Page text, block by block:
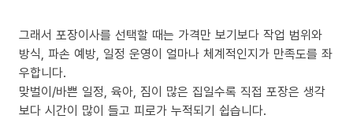
그래서 포장이사를 선택할 때는 가격만 보기보다 작업 범위와
방식, 파손 예방, 일정 운영이 얼마나 체계적인지가 만족도를 좌
우합니다.
맞벌이/바쁜 일정, 육아, 짐이 많은 집일수록 직접 포장은 생각
보다 시간이 많이 들고 피로가 누적되기 쉽습니다.